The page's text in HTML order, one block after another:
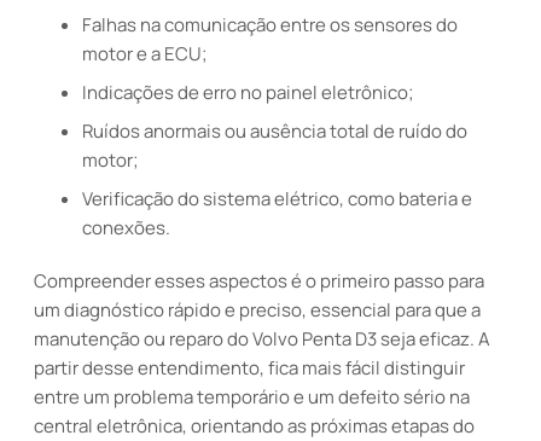
Falhas na comunicação entre os sensores do
motor e a ECU;
Indicações de erro no painel eletrônico;
Ruídos anormais ou ausência total de ruído do
motor;
Verificação do sistema elétrico, como bateria e
conexões.
Compreender esses aspectos é o primeiro passo para
um diagnóstico rápido e preciso, essencial para que a
manutenção ou reparo do Volvo Penta D3 seja eficaz. A
partir desse entendimento, fica mais fácil distinguir
entre um problema temporário e um defeito sério na
central eletrônica, orientando as próximas etapas do